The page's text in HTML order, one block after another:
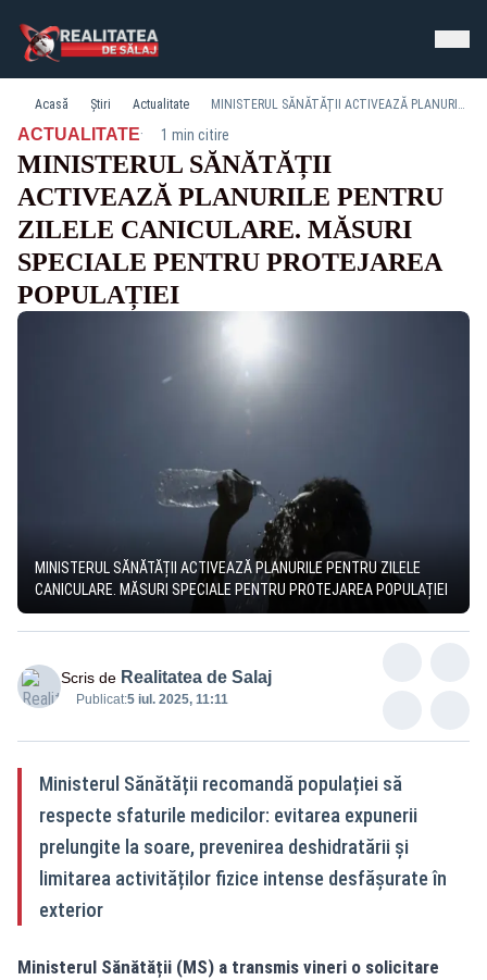
Acasă Știri Actualitate MINISTERUL SĂNĂTĂȚII ACTIVEAZĂ PLANURILE PENTRU ZILELE CANICULARE. MĂSURI SPECIALE PENTRU PROTEJAREA POPULAȚIEI
ACTUALITATE· 1 min citire
MINISTERUL SĂNĂTĂȚII
ACTIVEAZĂ PLANURILE PENTRU
ZILELE CANICULARE. MĂSURI
SPECIALE PENTRU PROTEJAREA
POPULAȚIEI
MINISTERUL SĂNĂTĂȚII ACTIVEAZĂ PLANURILE PENTRU ZILELE
CANICULARE. MĂSURI SPECIALE PENTRU PROTEJAREA POPULAȚIEI
Scris de Realitatea de Salaj
Publicat:5 iul. 2025, 11:11
Ministerul Sănătății recomandă populației să
respecte sfaturile medicilor: evitarea expunerii
prelungite la soare, prevenirea deshidratării și
limitarea activităților fizice intense desfășurate în
exterior
Ministerul Sănătății (MS) a transmis vineri o solicitare